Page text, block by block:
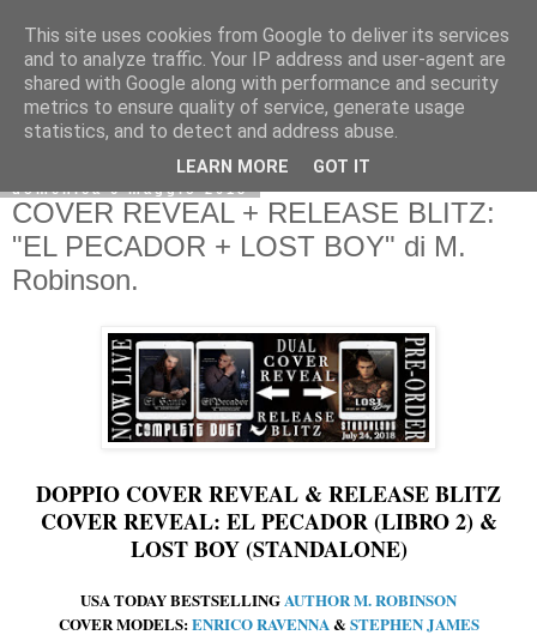
domenica 6 maggio 2018
COVER REVEAL + RELEASE BLITZ:
"EL PECADOR + LOST BOY" di M.
Robinson.
DOPPIO COVER REVEAL & RELEASE BLITZ
COVER REVEAL: EL PECADOR (LIBRO 2) &
LOST BOY (STANDALONE)
USA TODAY BESTSELLING AUTHOR M. ROBINSON
COVER MODELS:ENRICO RAVENNA & STEPHEN JAMES
This site uses cookies from Google to deliver its services
and to analyze traffic. Your IP address and user-agent are
shared with Google along with performance and security
metrics to ensure quality of service, generate usage
statistics, and to detect and address abuse.
LEARN MORE GOT IT